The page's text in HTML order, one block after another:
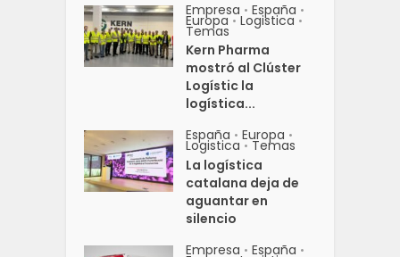
Empresa • España •
Europa • Logistica •
Temas
Kern Pharma
mostró al Clúster
Logístic la
logística...
España • Europa •
Logistica • Temas
La logística
catalana deja de
aguantar en
silencio
Empresa • España •